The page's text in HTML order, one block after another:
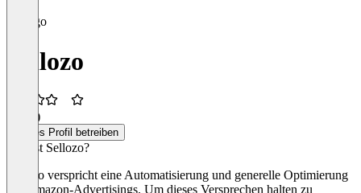
Sellozo
(1)
Dieses Profil betreiben
Was ist Sellozo?
Sellozo verspricht eine Automatisierung und generelle Optimierung
des Amazon-Advertisings. Um dieses Versprechen halten zu